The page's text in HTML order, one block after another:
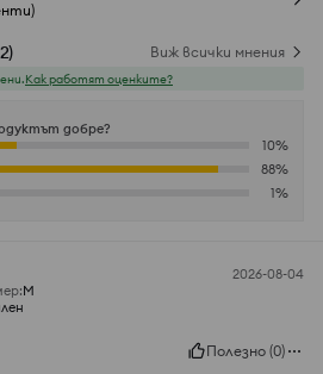
) Виж всички мнения
Как работят оценките?
добре?
10%
88%
1%
2026-08-04
:M
Полезно (0)